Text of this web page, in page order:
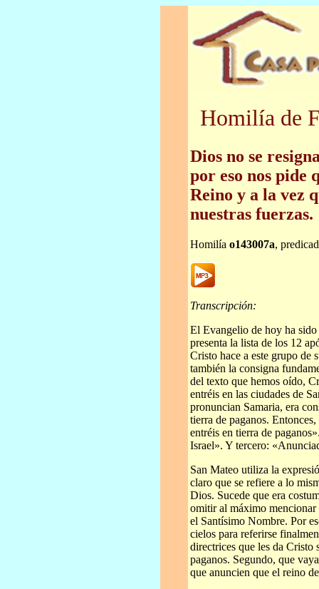
Homilía de
Dios no se
por eso nos pide
Reino y a la vez
nuestras fuerzas.
Homilía o143007a,
Transcripción:
El Evangelio de hoy ha
presenta la lista de los 12
Cristo hace a este grupo de
también la consigna
del texto que hemos oído,
entréis en las ciudades de
pronuncian Samaria, era
tierra de paganos.
entréis en tierra de
Israel». Y tercero:
San Mateo utiliza la
claro que se refiere a lo
Dios. Sucede que era
omitir al máximo
el Santísimo Nombre. Por
cielos para referirse
directrices que les da Cristo
paganos. Segundo, que
que anuncien que el reino